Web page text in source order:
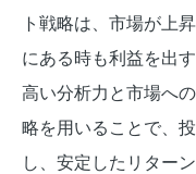
ト戦略は、市場が上
にある時も利益を出
高い分析力と市場へ
略を用いることで、
し、安定したリター